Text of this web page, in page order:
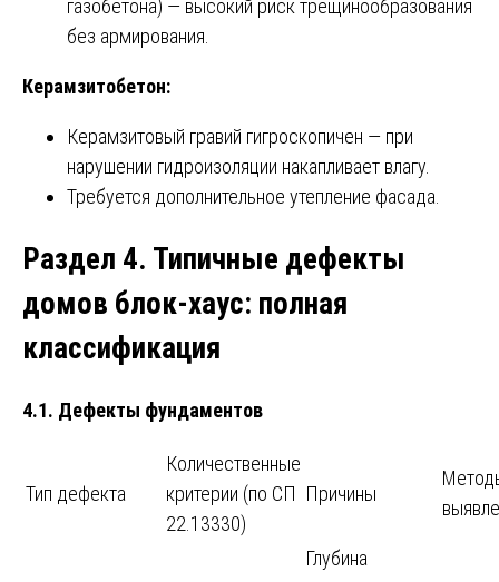
газобетона) — высокий риск трещинообразования
без армирования.
Керамзитобетон:
Керамзитовый гравий гигроскопичен — при
нарушении гидроизоляции накапливает влагу.
Требуется дополнительное утепление фасада.
Раздел 4. Типичные дефекты
домов блок-хаус: полная
классификация
4.1. Дефекты фундаментов
Тип дефекта
Количественные
критерии (по СП
22.13330)
Причины
Глубина